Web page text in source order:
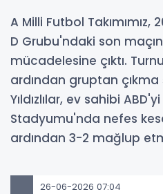
A Milli Futbol Takımımız,
D Grubu'ndaki son
mücadelesine çıktı.
ardından gruptan çıkma
Yıldızlılar, ev sahibi
Stadyumu'nda nefes
ardından 3-2 mağlup
26-06-2026 07:04